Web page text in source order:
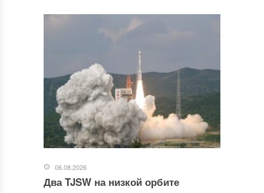
06.08.2026
Два TJSW на низкой орбите